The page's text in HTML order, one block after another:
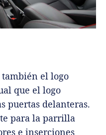
el logo
que el logo
puertas delanteras.
para la parrilla
e inserciones